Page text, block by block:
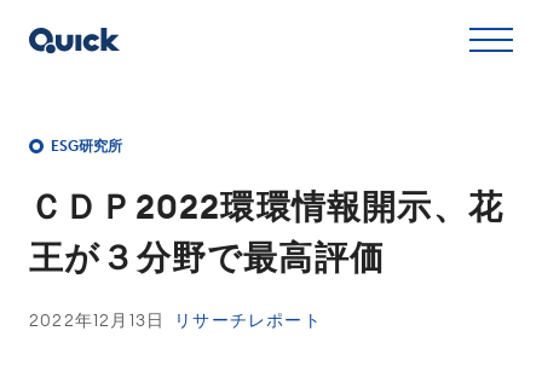
ESG研究所
ＣＤＰ2022環環情報開示、花
王が３分野で最高評価
2022年12月13日 リサーチレポート